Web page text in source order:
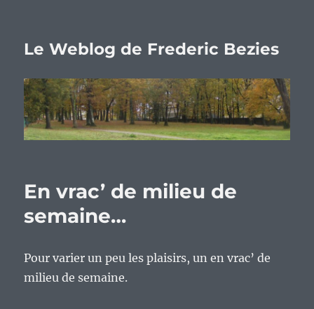
Le Weblog de Frederic Bezies
En vrac’ de milieu de
semaine…
Pour varier un peu les plaisirs, un en vrac’ de
milieu de semaine.